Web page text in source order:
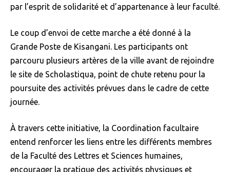
par l’esprit de solidarité et d’appartenance à leur faculté.
Le coup d’envoi de cette marche a été donné à la
Grande Poste de Kisangani. Les participants ont
parcouru plusieurs artères de la ville avant de rejoindre
le site de Scholastiqua, point de chute retenu pour la
poursuite des activités prévues dans le cadre de cette
journée.
À travers cette initiative, la Coordination facultaire
entend renforcer les liens entre les différents membres
de la Faculté des Lettres et Sciences humaines,
encourager la pratique des activités physiques et